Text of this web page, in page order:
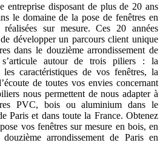
entreprise disposant de plus de 20 ans
le domaine de la pose de fenêtres en
sur mesure. Ces 20 années
développer un parcours client unique
dans le douzième arrondissement de
autour de trois piliers : la
les caractéristiques de vos fenêtres, la
de toutes vos envies concernant
nous permettent de nous adapter à
PVC, bois ou aluminium dans le
Paris et dans toute la France. Obtenez
vos fenêtres sur mesure en bois, en
arrondissement de Paris en